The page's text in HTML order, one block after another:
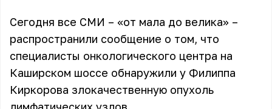
Сегодня все СМИ – «от мала до велика» –
распространили сообщение о том, что
специалисты онкологического центра на
Каширском шоссе обнаружили у Филиппа
Киркорова злокачественную опухоль